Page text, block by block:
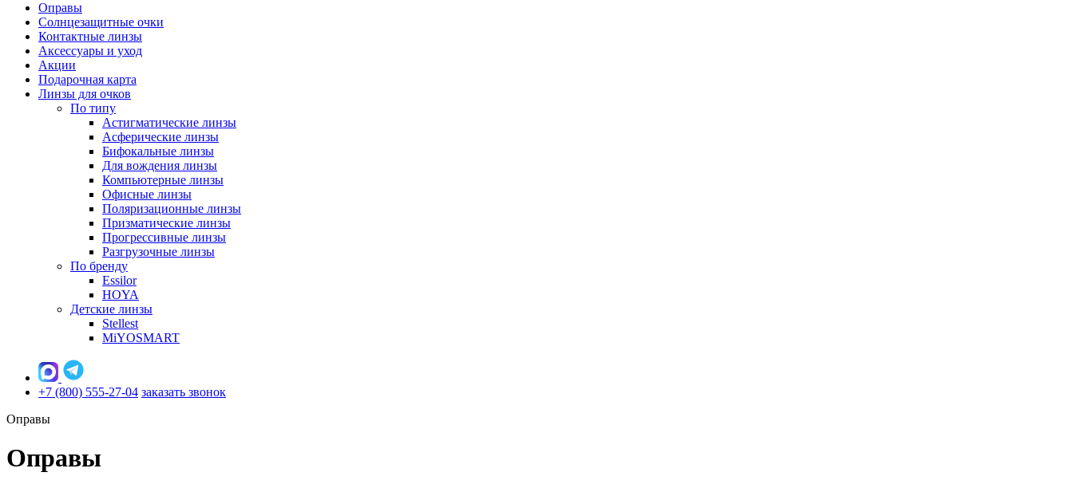
Оправы
Солнцезащитные очки
Контактные линзы
Аксессуары и уход
Акции
Подарочная карта
Линзы для очков
По типу
Астигматические линзы
Асферические линзы
Бифокальные линзы
Для вождения линзы
Компьютерные линзы
Офисные линзы
Поляризационные линзы
Призматические линзы
Прогрессивные линзы
Разгрузочные линзы
По бренду
Essilor
HOYA
Детские линзы
Stellest
MiYOSMART
+7 (800) 555-27-04 заказать звонок
Оправы
Оправы